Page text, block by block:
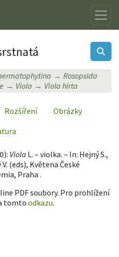
Rosopsida
Viola Viola hirta
Rozšíření
Obrázky
Viola L. – violka. – In: Hejný S.,
(eds), Květena České
Praha .
PDF soubory. Pro prohlížení
tomto odkazu.